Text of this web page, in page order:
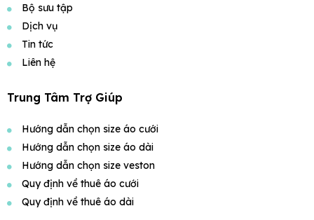
Bộ sưu tập
Dịch vụ
Tin tức
Liên hệ
Trung Tâm Trợ Giúp
Hướng dẫn chọn size áo cưới
Hướng dẫn chọn size áo dài
Hướng dẫn chọn size veston
Quy định về thuê áo cưới
Quy định về thuê áo dài